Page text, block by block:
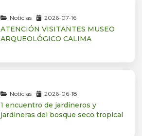
Noticias 2026-07-16
ATENCIÓN VISITANTES MUSEO
ARQUEOLÓGICO CALIMA
Noticias 2026-06-18
1 encuentro de jardineros y
jardineras del bosque seco tropical